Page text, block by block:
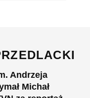
Andrzeja
Michał